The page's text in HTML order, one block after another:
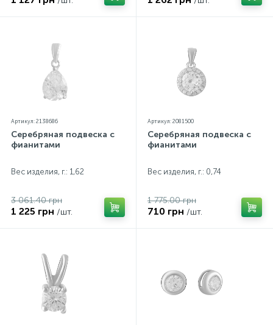
Артикул: 2138686
Серебряная подвеска с
фианитами
Вес изделия, г.: 1,62
3 061.40 грн
1 225 грн /шт.
Артикул: 2081500
Серебряная подвеска с
фианитами
Вес изделия, г.: 0,74
1 775.00 грн
710 грн /шт.